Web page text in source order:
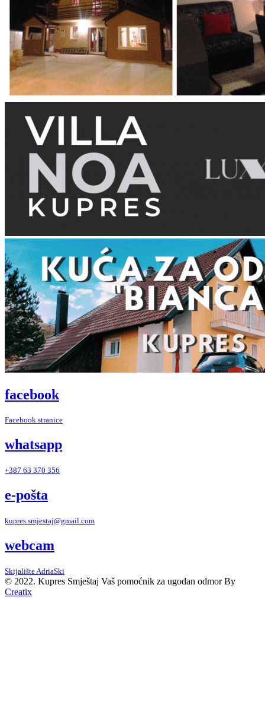
facebook
Facebook stranice
whatsapp
+387 63 370 356
e-pošta
kupres.smjestaj@gmail.com
webcam
Skijalište AdriaSki
© 2022. Kupres Smještaj Vaš pomoćnik za ugodan odmor By
Creatix